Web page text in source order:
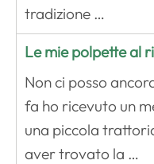
tradizione …
Le mie polpette al
Non ci posso
fa ho ricevuto un
una piccola
aver trovato la …